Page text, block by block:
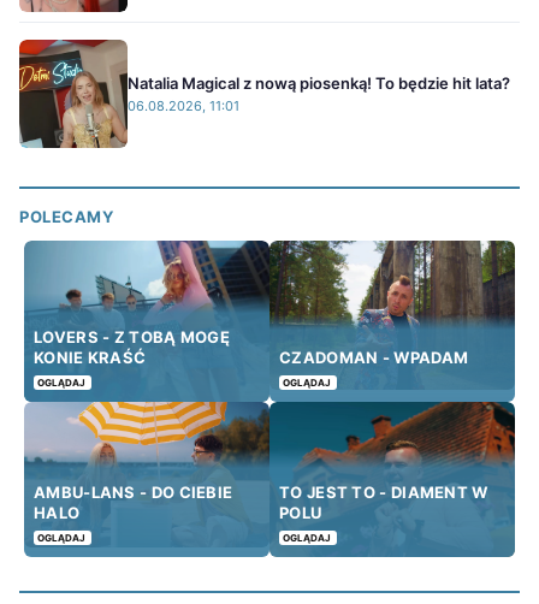
Natalia Magical z nową piosenką! To będzie hit lata?
06.08.2026, 11:01
POLECAMY
LOVERS - Z TOBĄ MOGĘ
KONIE KRAŚĆ
OGLĄDAJ
CZADOMAN - WPADAM
OGLĄDAJ
AMBU-LANS - DO CIEBIE
HALO
OGLĄDAJ
TO JEST TO - DIAMENT W
POLU
OGLĄDAJ